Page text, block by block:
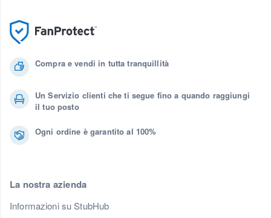
Compra e vendi in tutta tranquillità
Un Servizio clienti che ti segue fino a quando raggiungi
il tuo posto
Ogni ordine è garantito al 100%
La nostra azienda
Informazioni su StubHub